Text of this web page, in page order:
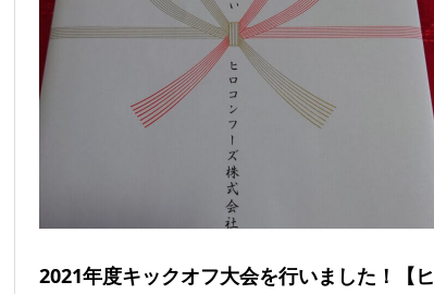
2021年度キックオフ大会を行いました！【ヒ